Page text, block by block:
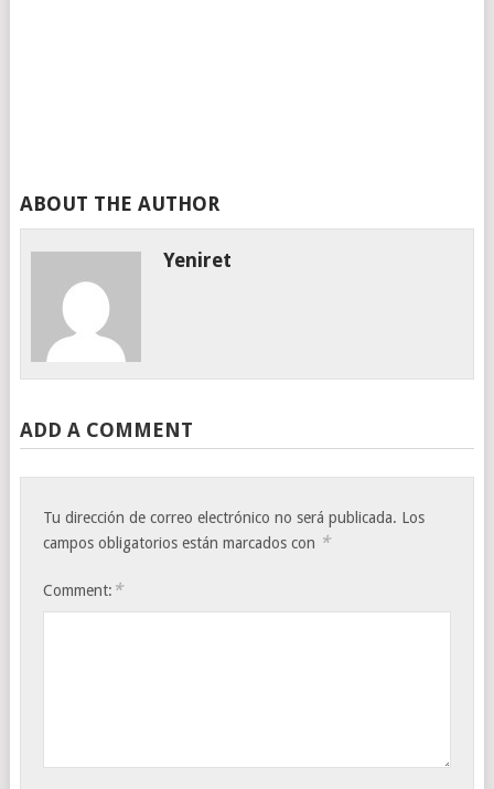
ABOUT THE AUTHOR
Yeniret
ADD A COMMENT
Tu dirección de correo electrónico no será publicada. Los
campos obligatorios están marcados con *
Comment: *